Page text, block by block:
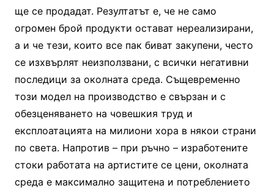
ще се продадат. Резултатът е, че не само
огромен брой продукти остават нереализирани,
а и че тези, които все пак биват закупени, често
се изхвърлят неизползвани, с всички негативни
последици за околната среда. Същевременно
този модел на производство е свързан и с
обезценяването на човешкия труд и
експлоатацията на милиони хора в някои страни
по света. Напротив – при ръчно – изработените
стоки работата на артистите се цени, околната
среда е максимално защитена и потреблението